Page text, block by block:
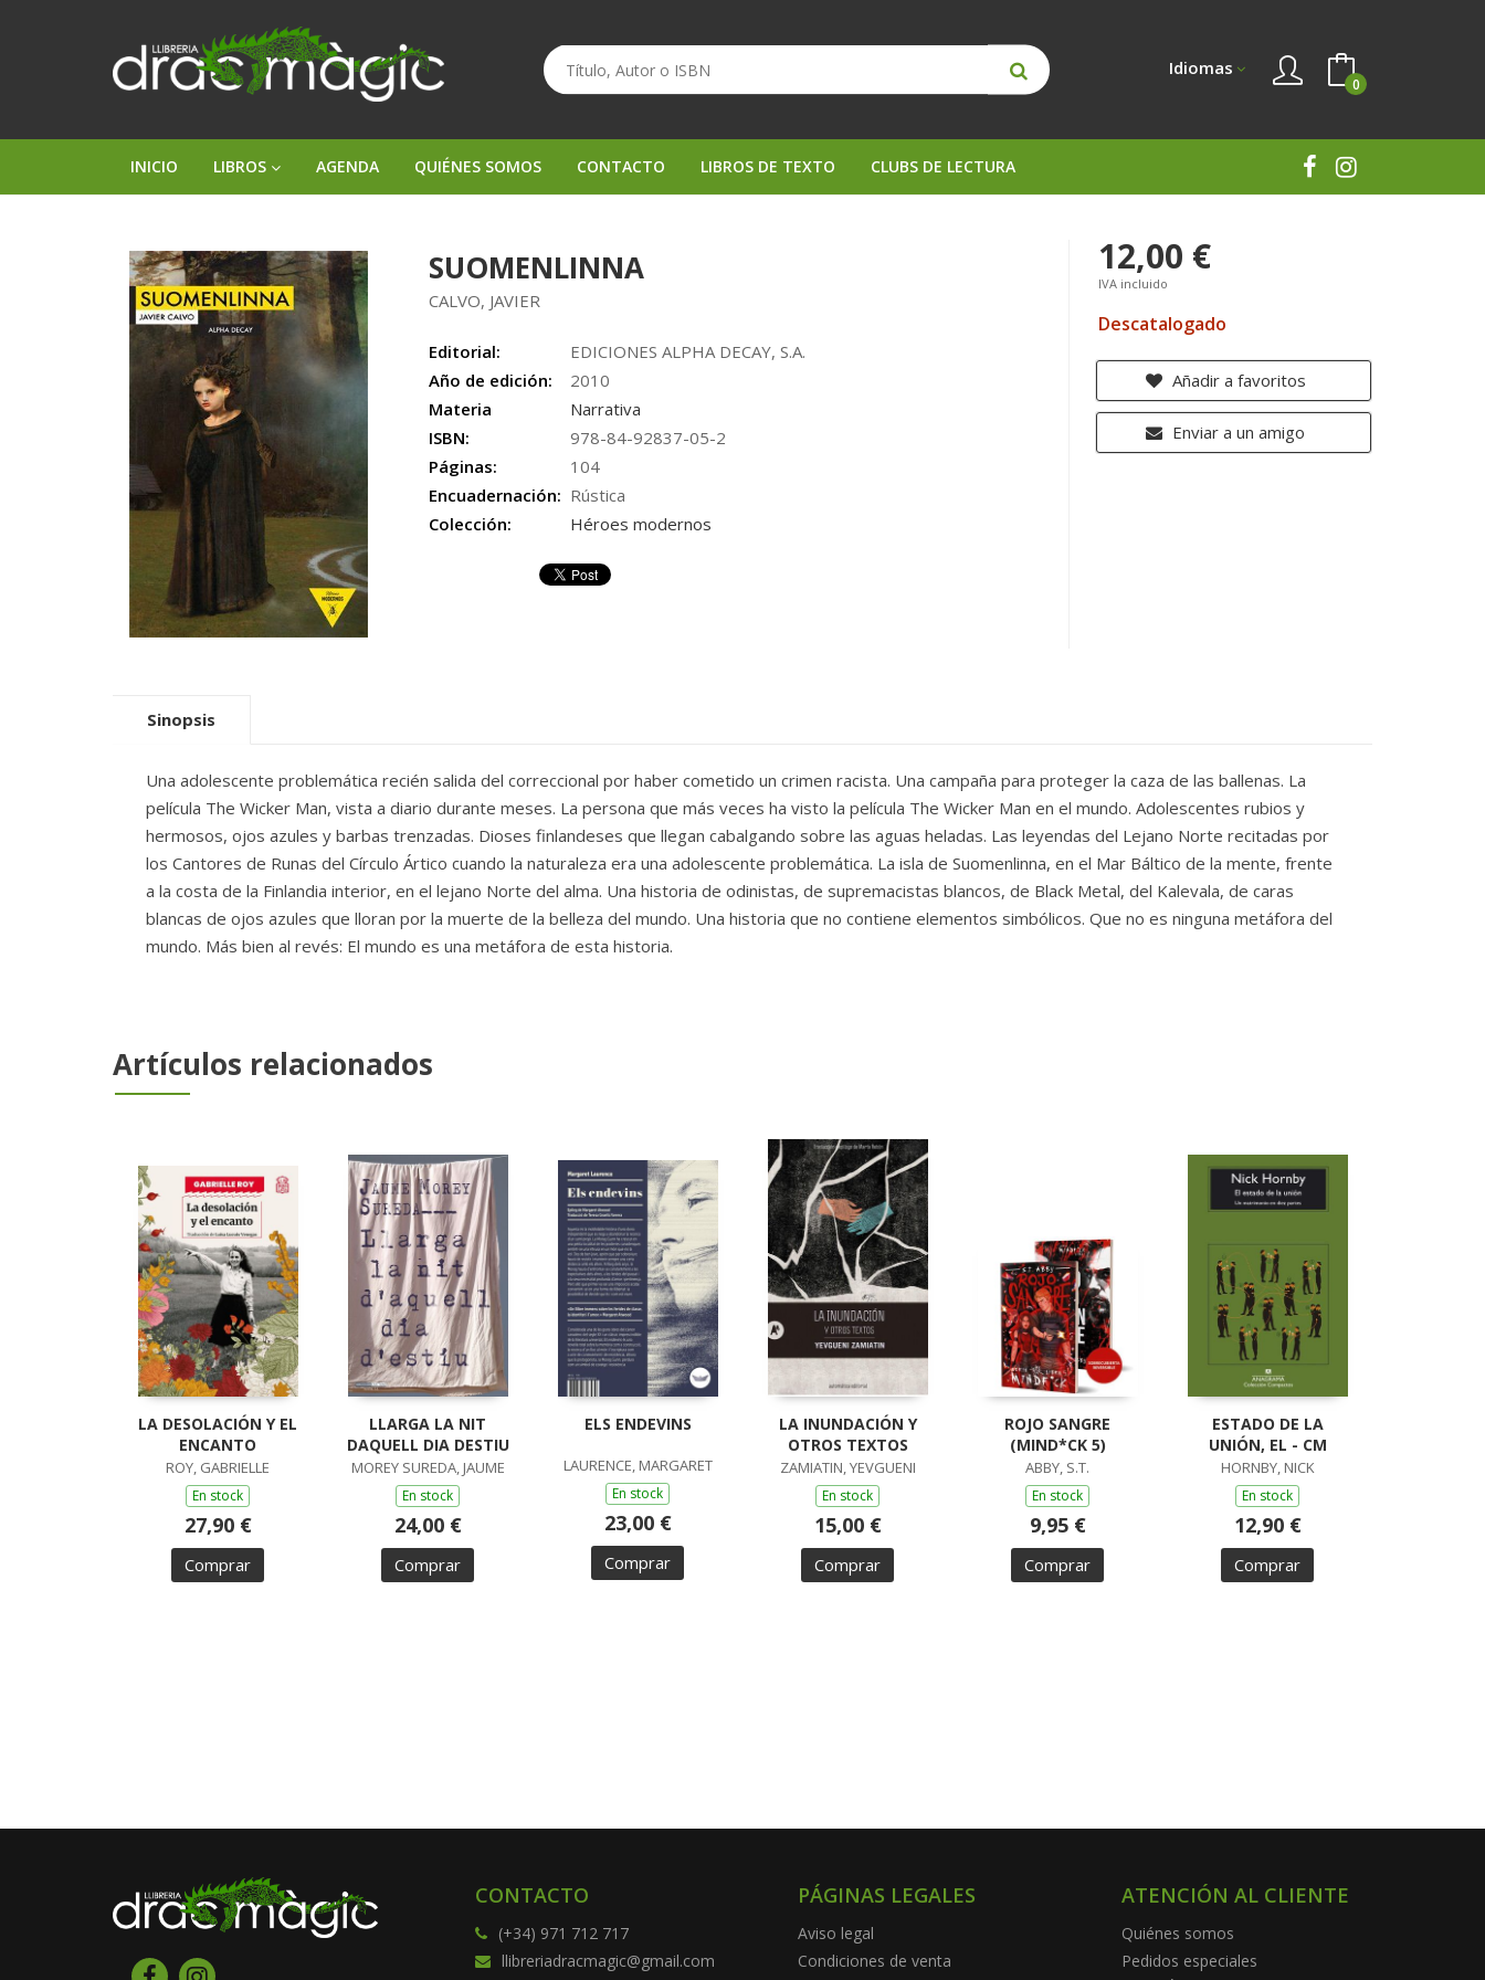
Idiomas
0
INICIO LIBROS AGENDA QUIÉNES SOMOS CONTACTO LIBROS DE TEXTO CLUBS DE LECTURA
SUOMENLINNA
CALVO, JAVIER
Editorial:
EDICIONES ALPHA DECAY, S.A.
Año de edición:
2010
Materia
Narrativa
ISBN:
978-84-92837-05-2
Páginas:
104
Encuadernación: Rústica
Colección:
Héroes modernos
12,00 €
IVA incluido
Descatalogado
Añadir a favoritos
Enviar a un amigo
Sinopsis
Una adolescente problemática recién salida del correccional por haber cometido un crimen racista. Una campaña para proteger la caza de las ballenas. La
película The Wicker Man, vista a diario durante meses. La persona que más veces ha visto la película The Wicker Man en el mundo. Adolescentes rubios y
hermosos, ojos azules y barbas trenzadas. Dioses finlandeses que llegan cabalgando sobre las aguas heladas. Las leyendas del Lejano Norte recitadas por
los Cantores de Runas del Círculo Ártico cuando la naturaleza era una adolescente problemática. La isla de Suomenlinna, en el Mar Báltico de la mente, frente
a la costa de la Finlandia interior, en el lejano Norte del alma. Una historia de odinistas, de supremacistas blancos, de Black Metal, del Kalevala, de caras
blancas de ojos azules que lloran por la muerte de la belleza del mundo. Una historia que no contiene elementos simbólicos. Que no es ninguna metáfora del
mundo. Más bien al revés: El mundo es una metáfora de esta historia.
Artículos relacionados
LA DESOLACIÓN Y EL
ENCANTO
ROY, GABRIELLE
En stock
27,90 €
Comprar
LLARGA LA NIT
DAQUELL DIA DESTIU
MOREY SUREDA, JAUME
En stock
24,00 €
Comprar
ELS ENDEVINS
LAURENCE, MARGARET
En stock
23,00 €
Comprar
LA INUNDACIÓN Y
OTROS TEXTOS
ZAMIATIN, YEVGUENI
En stock
15,00 €
Comprar
ROJO SANGRE
(MIND*CK 5)
ABBY, S.T.
En stock
9,95 €
Comprar
ESTADO DE LA
UNIÓN, EL - CM
HORNBY, NICK
En stock
12,90 €
Comprar
CONTACTO
(+34) 971 712 717
llibreriadracmagic@gmail.com
PÁGINAS LEGALES
Aviso legal
Condiciones de venta
ATENCIÓN AL CLIENTE
Quiénes somos
Pedidos especiales